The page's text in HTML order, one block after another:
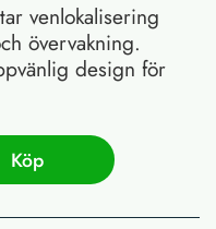
venlokalisering
övervakning.
design för
Köp